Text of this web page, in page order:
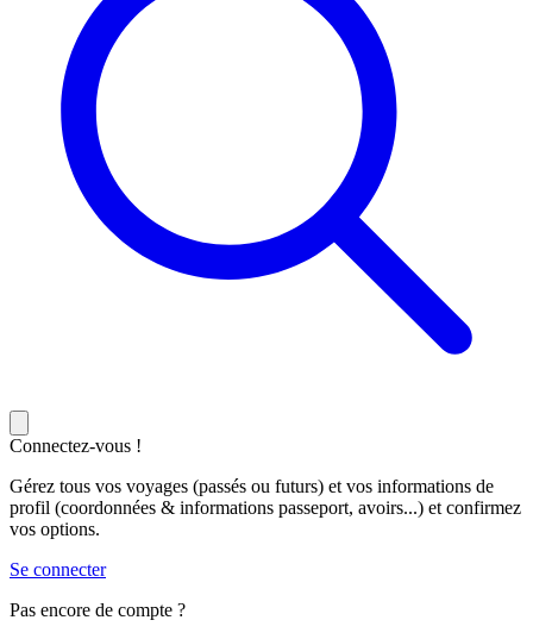
Connectez-vous !
Gérez tous vos voyages (passés ou futurs) et vos informations de
profil (coordonnées & informations passeport, avoirs...) et confirmez
vos options.
Se connecter
Pas encore de compte ?